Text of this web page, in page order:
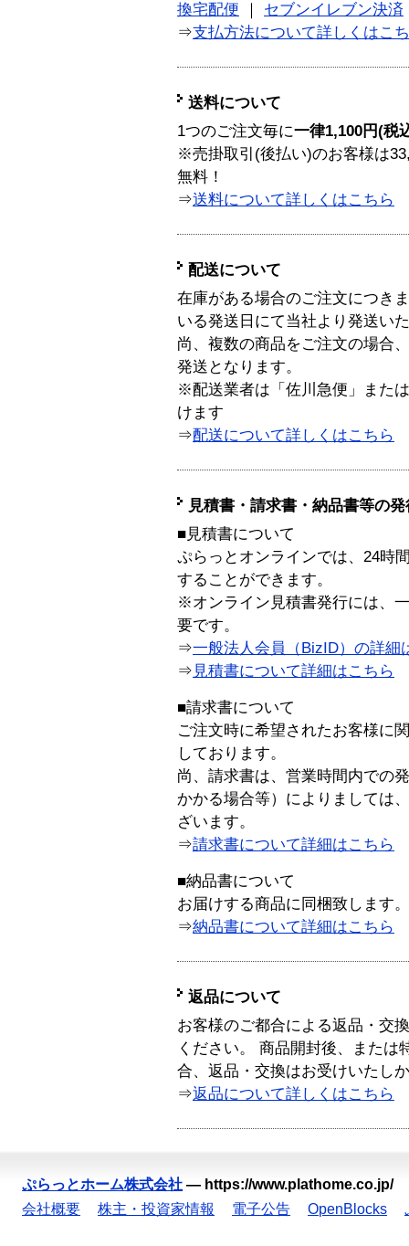
換宅配便
セブンイレブン決済
⇒支払方法について詳しくはこ
送料について
1つのご注文毎に一律1,100円(税
※売掛取引(後払い)のお客様は
無料！
⇒送料について詳しくはこちら
配送について
在庫がある場合のご注文につき
いる発送日にて当社より発送い
尚、複数の商品をご注文の場合
発送となります。
※配送業者は「佐川急便」また
けます
⇒配送について詳しくはこちら
見積書・請求書・納品書等の
■見積書について
ぷらっとオンラインでは、24時
することができます。
※オンライン見積書発行には、
要です。
⇒一般法人会員（BizID）の詳細
⇒ 見積書について詳細はこちら
■請求書について
ご注文時に希望されたお客様に
しております。
尚、請求書は、営業時間内での
かかる場合等）によりましては
ざいます。
⇒請求書について詳細はこちら
■納品書について
お届けする商品に同梱致します。
⇒納品書について詳細はこちら
返品について
お客様のご都合による返品・交
ください。 商品開封後、または
合、返品・交換はお受けいたし
⇒返品について詳しくはこちら
ぷらっとホーム株式会社 — https://www.plathome.co.jp/
会社概要
株主・投資家情報 電子公告 OpenBlocks